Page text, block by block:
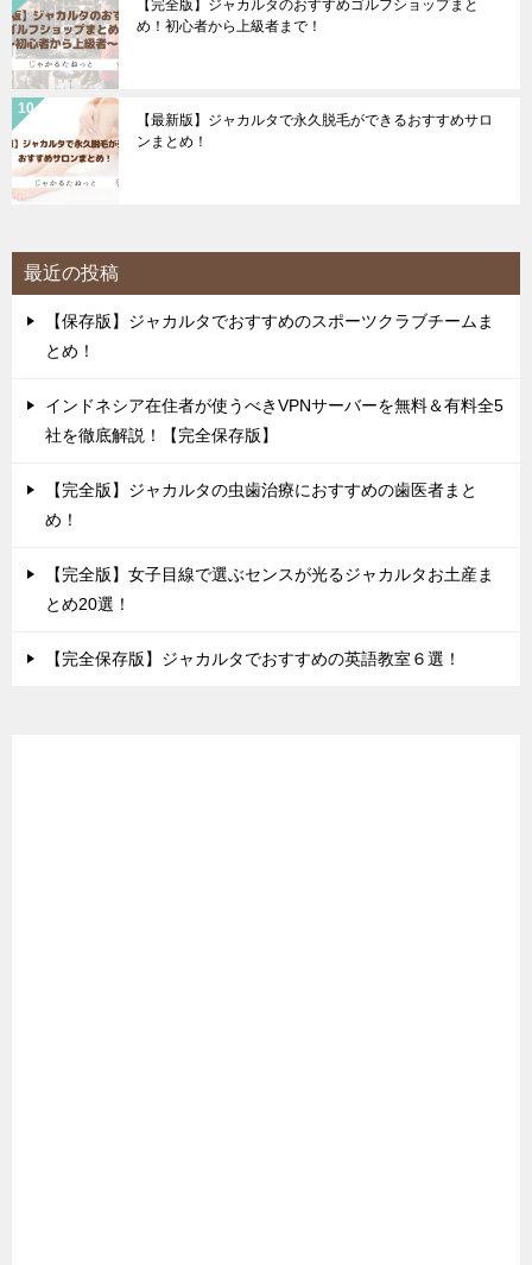
【完全版】ジャカルタのおすすめゴルフショップまと
め！初心者から上級者まで！
【最新版】ジャカルタで永久脱毛ができるおすすめサロ
ンまとめ！
最近の投稿
【保存版】ジャカルタでおすすめのスポーツクラブチームま
とめ！
インドネシア在住者が使うべきVPNサーバーを無料＆有料全5
社を徹底解説！【完全保存版】
【完全版】ジャカルタの虫歯治療におすすめの歯医者まと
め！
【完全版】女子目線で選ぶセンスが光るジャカルタお土産ま
とめ20選！
【完全保存版】ジャカルタでおすすめの英語教室６選！